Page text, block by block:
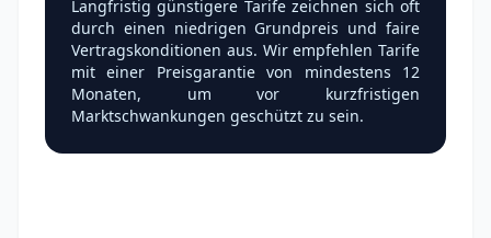
Langfristig günstigere Tarife zeichnen sich oft
durch einen niedrigen Grundpreis und faire
Vertragskonditionen aus. Wir empfehlen Tarife
mit einer Preisgarantie von mindestens 12
Monaten, um vor kurzfristigen
Marktschwankungen geschützt zu sein.